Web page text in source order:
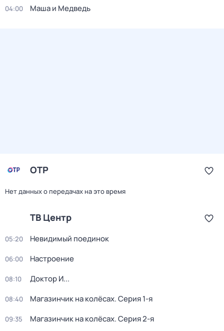
04:00 Маша и Медведь
ОТР
Нет данных о передачах на это время
ТВ Центр
05:20 Невидимый поединок
06:00 Настроение
08:10 Доктор И...
08:40 Магазинчик на колёсах. Серия 1-я
09:35 Магазинчик на колёсах. Серия 2-я